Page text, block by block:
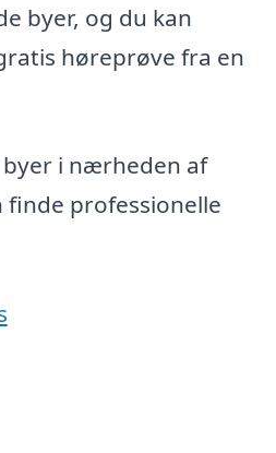
byer, og du kan
høreprøve fra en
i nærheden af
finde professionelle